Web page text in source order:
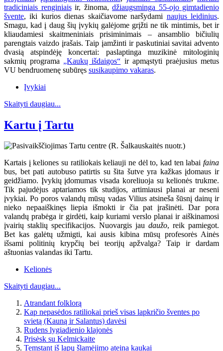
tradiciniais renginiaisir, žinoma, džiaugsminga 55-ojo gimtadienio
švente, iki kurios dienas skaičiavome naršydami naujus leidinius.
Smagu, kad į daug šių įvykių galėjome grįžti ne tik mintimis, bet ir
kliaudamiesi skaitmeniniais prisiminimais – ansamblio bičiulių
parengtais vaizdo įrašais. Taip įamžinti ir paskutiniai savitai advento
dvasią atspindėję koncertai: paslaptinga muzikinė mitologinių
sakmių programa „Kaukų išdaigos“ ir apmąstyti praėjusius metus
VU bendruomenę subūręs susikaupimo vakaras.
Įvykiai
Skaityti daugiau...
Kartu į Tartu
Kartais į keliones su ratiliokais keliauji ne dėl to, kad ten labai faina
bus, bet pati autobuso patirtis su šita šutve yra kažkas įdomaus ir
geidžiamo. Įvykių įdomumas visada koreliuoja su kelionės trukme.
Tik pajudėjus aptariamos tik studijos, artimiausi planai ar neseni
įvykiai. Po poros valandų mūsų vadas Vilius atsineša šūsnį dainų ir
nieko nepaaiškinęs liepia išmokti ir čia pat įrašinėti. Dar pora
valandų prabėga ir girdėti, kaip kuriami verslo planai ir aiškinamosi
įvairių staklių specifikacijos. Nuovargis jau daužo, reik pamiegot.
Bet kas galėtų užmigti, kai ausis kibina mūsų profesorės Ainės
išsami politinių krypčių bei teorijų apžvalga? Taip ir dardam
aštuonias valandas iki Tartu.
Kelionės
Skaityti daugiau...
Atrandant folklorą
Kap nepasėdos ratiliokai prieš visas lapkričio šventes po
svietą (Kauną ir Salantus) davėsi
Rudens lygiadienio klajonės
Prisėsk su Kelmickaite
Temstant iš lapų šlamėjimo ateina kaukai